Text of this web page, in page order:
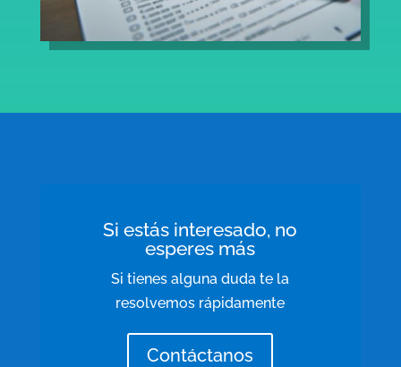
Si estás interesado, no
esperes más
Si tienes alguna duda te la
resolvemos rápidamente
Contáctanos